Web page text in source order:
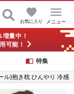
メニュー
お気に入り
増量中！
可能！
特集
ル)抱き枕 ひんやり 冷感
きめ マタニティ マタニ